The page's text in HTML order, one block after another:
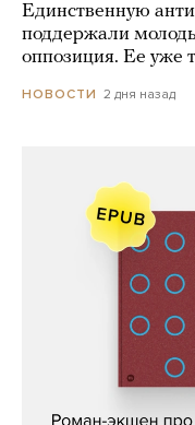
Единственную
поддержали
оппозиция. Ее уже
НОВОСТИ 2 дня назад
Кира